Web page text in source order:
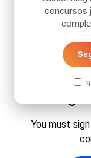
concursos